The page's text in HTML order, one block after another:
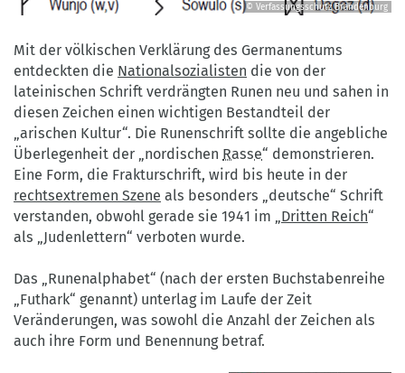
Verfassungsschutz
Brandenburg
© Verfassungsschutz Brandenburg
Mit der völkischen Verklärung des Germanentums
entdeckten die Nationalsozialisten die von der
lateinischen Schrift verdrängten Runen neu und sahen in
diesen Zeichen einen wichtigen Bestandteil der
„arischen Kultur“. Die Runenschrift sollte die angebliche
Überlegenheit der „nordischen Rasse“ demonstrieren.
Eine Form, die Frakturschrift, wird bis heute in der
rechtsextremen Szene als besonders „deutsche“ Schrift
verstanden, obwohl gerade sie 1941 im „ Dritten Reich“
als „Judenlettern“ verboten wurde.
Das „Runenalphabet“ (nach der ersten Buchstabenreihe
„Futhark“ genannt) unterlag im Laufe der Zeit
Veränderungen, was sowohl die Anzahl der Zeichen als
auch ihre Form und Benennung betraf.